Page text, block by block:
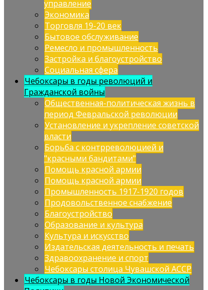
управление
Экономика
Торговля 19-20 век
Бытовое обслуживание
Ремесло и промышленность
Застройка и благоустройство
Социальная сфера
Чебоксары в годы революций и
Гражданской войны
Общественная-политическая жизнь в
период Февральской революции
Установление и укрепление советской
власти
Борьба с контрреволюцией и
"красными бандитами"
Помощь красной армии
Помощь красной армии
Промышленность 1917-1920 годов
Продовольственное снабжение
Благоустройство
Образование и культура
Культура и искусство
Издательская деятельность и печать
Здравоохранение и спорт
Чебоксары столица Чувашской АССР
Чебоксары в годы Новой Экономической